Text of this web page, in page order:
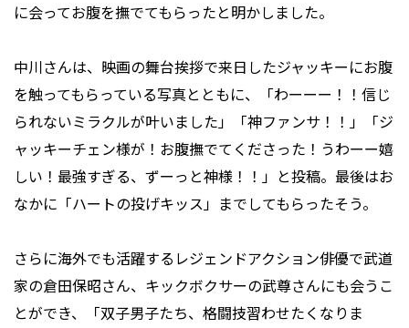
に会ってお腹を撫でてもらったと明かしました。
中川さんは、映画の舞台挨拶で来日したジャッキーにお腹
を触ってもらっている写真とともに、「わーーー！！信じ
られないミラクルが叶いました」「神ファンサ！！」「ジ
ャッキーチェン様が！お腹撫でてくださった！うわーー嬉
しい！最強すぎる、ずーっと神様！！」と投稿。最後はお
なかに「ハートの投げキッス」までしてもらったそう。
さらに海外でも活躍するレジェンドアクション俳優で武道
家の倉田保昭さん、キックボクサーの武尊さんにも会うこ
とができ、「双子男子たち、格闘技習わせたくなりま